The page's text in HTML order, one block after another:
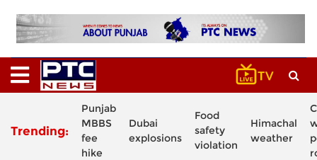
Trending:
Punjab
MBBS
fee
hike
Dubai
explosions
Food
safety
violation
Himachal
weather